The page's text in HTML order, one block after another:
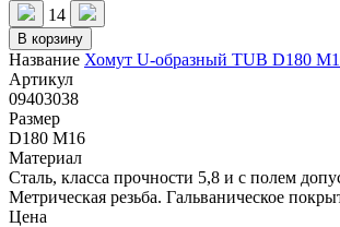
14
В корзину
Название Хомут U-образный TUB D180
Артикул
09403038
Размер
D180 M16
Материал
Сталь, класса прочности 5,8 и с полем
Метрическая резьба. Гальваническое
Цена